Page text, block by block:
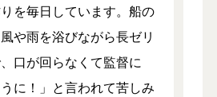
を毎日しています。船の
や雨を浴びながら長ゼリ
口が回らなくて監督に
うに！」と言われて苦しみ